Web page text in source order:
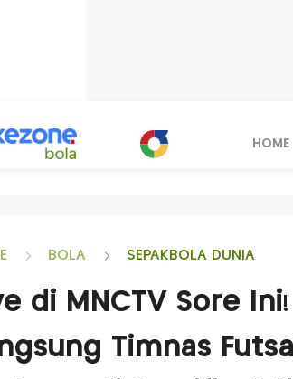
HOME
BOLA SEPAKBOLA DUNIA
di MNCTV Sore
Timnas